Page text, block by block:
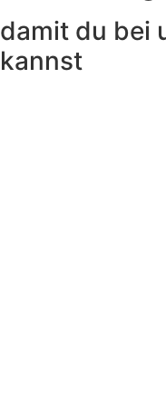
damit du bei
kannst